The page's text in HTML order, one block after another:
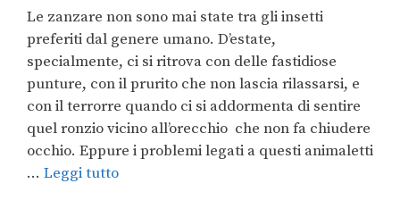
Le zanzare non sono mai state tra gli insetti
preferiti dal genere umano. D’estate,
specialmente, ci si ritrova con delle fastidiose
punture, con il prurito che non lascia rilassarsi, e
con il terrorre quando ci si addormenta di sentire
quel ronzio vicino all’orecchio che non fa chiudere
occhio. Eppure i problemi legati a questi animaletti
… Leggi tutto